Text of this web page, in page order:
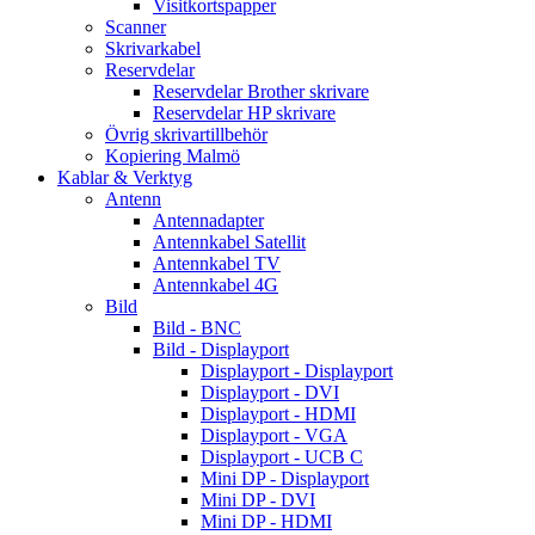
Visitkortspapper
Scanner
Skrivarkabel
Reservdelar
Reservdelar Brother skrivare
Reservdelar HP skrivare
Övrig skrivartillbehör
Kopiering Malmö
Kablar & Verktyg
Antenn
Antennadapter
Antennkabel Satellit
Antennkabel TV
Antennkabel 4G
Bild
Bild - BNC
Bild - Displayport
Displayport - Displayport
Displayport - DVI
Displayport - HDMI
Displayport - VGA
Displayport - UCB C
Mini DP - Displayport
Mini DP - DVI
Mini DP - HDMI